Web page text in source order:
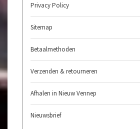
Privacy Policy
Sitemap
Betaalmethoden
Verzenden & retourneren
Afhalen in Nieuw Vennep
Nieuwsbrief